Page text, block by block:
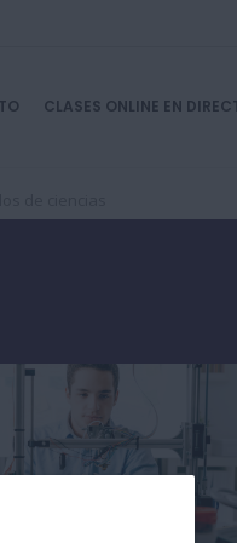
CLASES ONLINE EN